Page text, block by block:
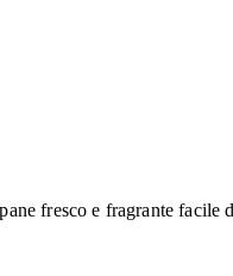
fresco e fragrante facile